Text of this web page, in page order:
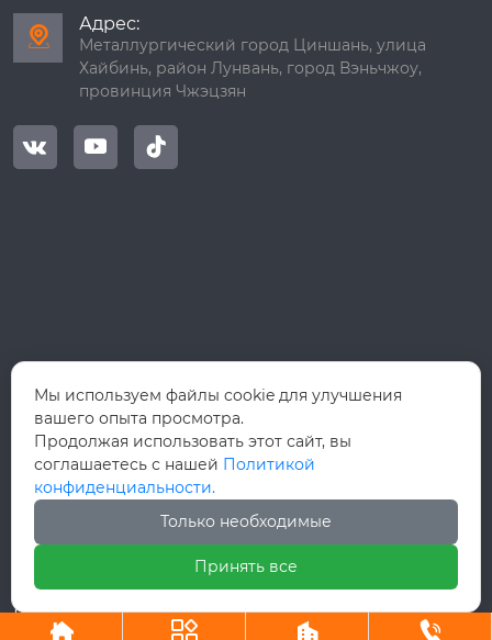

Адрес:
Металлургический город Циншань, улица
Хайбинь, район Лунвань, город Вэньчжоу,
провинция Чжэцзян
  
Авторское право©ООО Вэньчжоу Руй Хун
Интернэшнл Трейд
   
Мы используем файлы cookie для улучшения
вашего опыта просмотра.
Продолжая использовать этот сайт, вы
соглашаетесь с нашей Политикой
конфиденциальности.
Только необходимые
Принять все